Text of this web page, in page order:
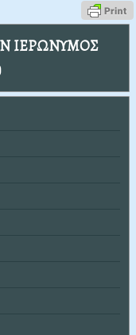
ΙΕΡΩΝΥΜΟΣ